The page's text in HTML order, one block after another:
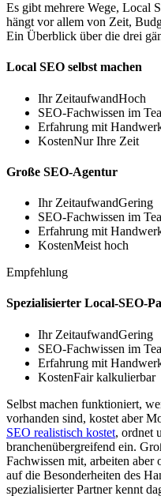
Es gibt mehrere Wege, Local
hängt vor allem von Zeit,
Ein Überblick über die drei
Local SEO selbst machen
Ihr ZeitaufwandHoch
SEO-Fachwissen im
Erfahrung mit
KostenNur Ihre Zeit
Große SEO-Agentur
Ihr ZeitaufwandGering
SEO-Fachwissen im
Erfahrung mit
KostenMeist hoch
Empfehlung
Spezialisierter Local-SEO-
Ihr ZeitaufwandGering
SEO-Fachwissen im
Erfahrung mit
KostenFair kalkulierbar
Selbst machen funktioniert,
vorhanden sind, kostet aber
SEO realistisch kostet, ordnet
branchenübergreifend ein.
Fachwissen mit, arbeiten aber
auf die Besonderheiten des
spezialisierter Partner kennt